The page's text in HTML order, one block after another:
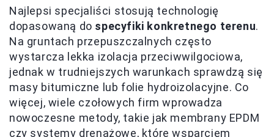
Najlepsi specjaliści stosują technologię
dopasowaną do specyfiki konkretnego terenu.
Na gruntach przepuszczalnych często
wystarcza lekka izolacja przeciwwilgociowa,
jednak w trudniejszych warunkach sprawdzą się
masy bitumiczne lub folie hydroizolacyjne. Co
więcej, wiele czołowych firm wprowadza
nowoczesne metody, takie jak membrany EPDM
czy systemy drenażowe, które wsparciem